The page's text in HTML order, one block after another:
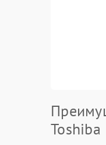
Toshiba